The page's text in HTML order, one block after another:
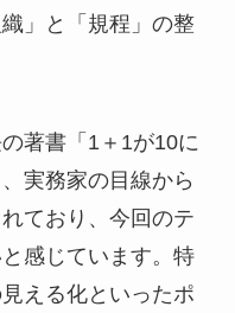
」と「規程」の整
著書「1＋1が10に
実務家の目線から
ており、今回のテ
感じています。特
える化といったポ